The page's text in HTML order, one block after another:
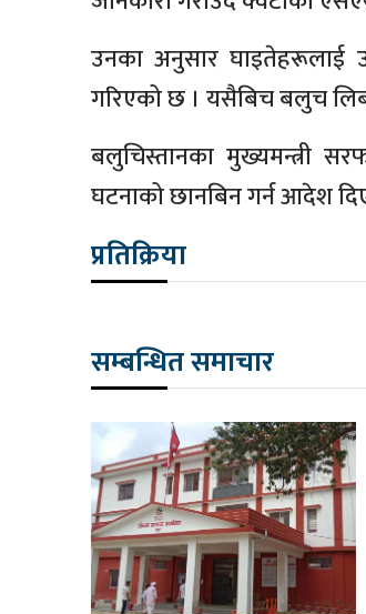
उनका अनुसार घाइतेहरूलाई
गरिएको छ । यसैबिच बलुच
बलुचिस्तानका मुख्यमन्त्री
घटनाको छानबिन गर्न आदेश
प्रतिक्रिया
सम्बन्धित समाचार